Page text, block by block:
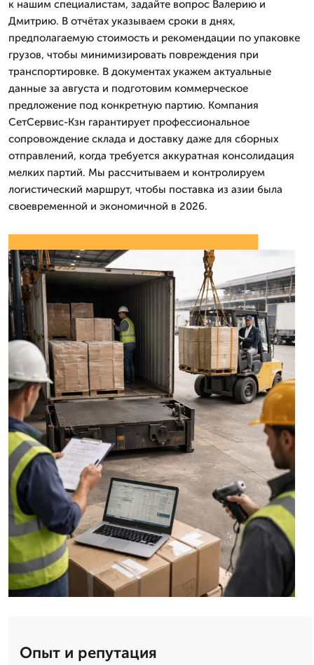
к нашим специалистам, задайте вопрос Валерию и
Дмитрию. В отчётах указываем сроки в днях,
предполагаемую стоимость и рекомендации по упаковке
грузов, чтобы минимизировать повреждения при
транспортировке. В документах укажем актуальные
данные за августа и подготовим коммерческое
предложение под конкретную партию. Компания
СетСервис-Кзн гарантирует профессиональное
сопровождение склада и доставку даже для сборных
отправлений, когда требуется аккуратная консолидация
мелких партий. Мы рассчитываем и контролируем
логистический маршрут, чтобы поставка из азии была
своевременной и экономичной в 2026.
Опыт и репутация